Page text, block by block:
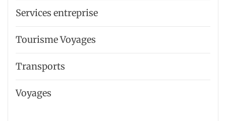
Services entreprise
Tourisme Voyages
Transports
Voyages